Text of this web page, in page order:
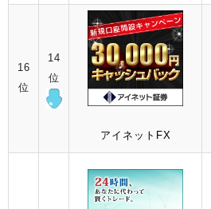
16
位
14
位
アイネットFX